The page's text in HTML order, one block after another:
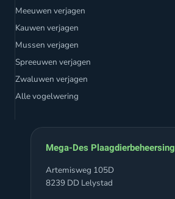
Meeuwen verjagen
Kauwen verjagen
Mussen verjagen
Spreeuwen verjagen
Zwaluwen verjagen
Alle vogelwering
Mega-Des Plaagdierbeheersing
Artemisweg 105D
8239 DD Lelystad